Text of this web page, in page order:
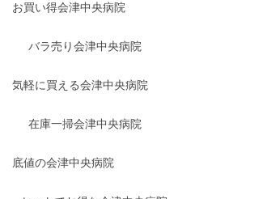
お買い得会津中央病院
バラ売り会津中央病院
気軽に買える会津中央病院
在庫一掃会津中央病院
底値の会津中央病院